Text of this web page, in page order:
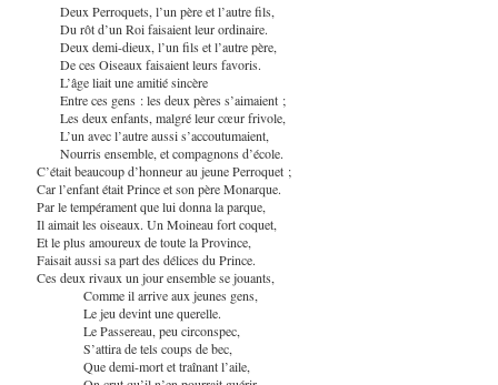
Deux Perroquets, l’un père et l’autre fils,
Du rôt d’un Roi faisaient leur ordinaire.
Deux demi-dieux, l’un fils et l’autre père,
De ces Oiseaux faisaient leurs favoris.
L’âge liait une amitié sincère
Entre ces gens : les deux pères s’aimaient ;
Les deux enfants, malgré leur cœur frivole,
L’un avec l’autre aussi s’accoutumaient,
Nourris ensemble, et compagnons d’école.
C’était beaucoup d’honneur au jeune Perroquet ;
Car l’enfant était Prince et son père Monarque.
Par le tempérament que lui donna la parque,
Il aimait les oiseaux. Un Moineau fort coquet,
Et le plus amoureux de toute la Province,
Faisait aussi sa part des délices du Prince.
Ces deux rivaux un jour ensemble se jouants,
Comme il arrive aux jeunes gens,
Le jeu devint une querelle.
Le Passereau, peu circonspec,
S’attira de tels coups de bec,
Que demi-mort et traînant l’aile,